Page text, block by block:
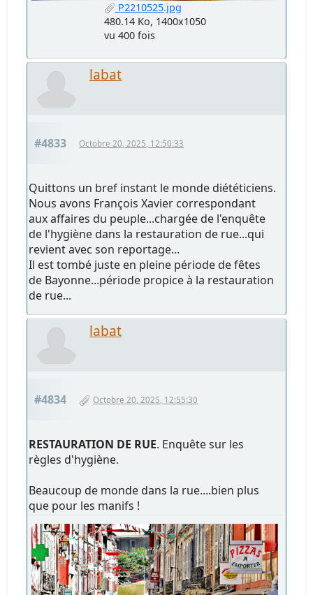
P2210525.jpg
480.14 Ko, 1400x1050
vu 400 fois
labat
#4833 Octobre 20, 2025, 12:50:33
Quittons un bref instant le monde diététiciens.
Nous avons François Xavier correspondant
aux affaires du peuple...chargée de l'enquête
de l'hygiène dans la restauration de rue...qui
revient avec son reportage...
Il est tombé juste en pleine période de fêtes
de Bayonne...période propice à la restauration
de rue...
labat
#4834 Octobre 20, 2025, 12:55:30
RESTAURATION DE RUE. Enquête sur les
règles d'hygiène.
Beaucoup de monde dans la rue....bien plus
que pour les manifs !